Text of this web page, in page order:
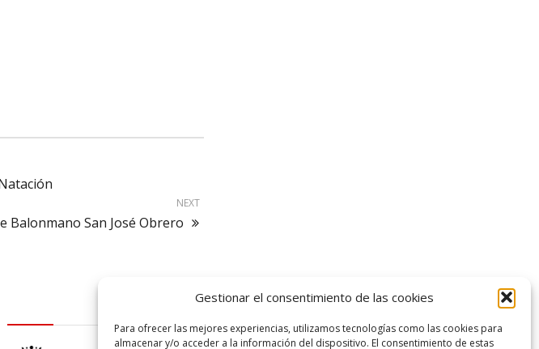
Gestionar el consentimiento de las cookies
Para ofrecer las mejores experiencias, utilizamos tecnologías como las cookies para
almacenar y/o acceder a la información del dispositivo. El consentimiento de estas
NEXT
Balonmano San José Obrero
logo SID